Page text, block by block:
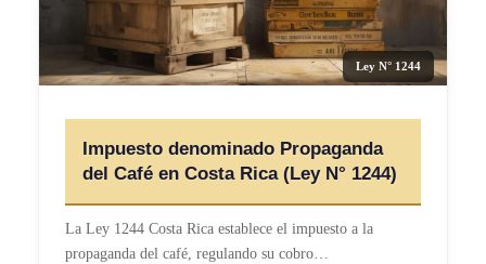
Ley N° 1244
Impuesto denominado Propaganda
del Café en Costa Rica (Ley N° 1244)
La Ley 1244 Costa Rica establece el impuesto a la
propaganda del café, regulando su cobro…